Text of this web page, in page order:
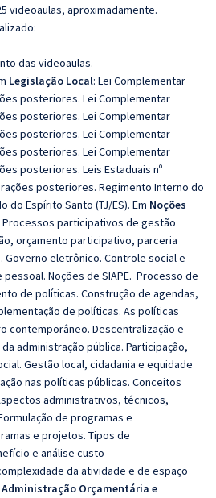
videoaulas, aproximadamente.
das videoaulas.
Legislação Local: Lei Complementar
posteriores. Lei Complementar
posteriores. Lei Complementar
posteriores. Lei Complementar
posteriores. Lei Complementar
posteriores. Leis Estaduais nº
posteriores. Regimento Interno do
do Espírito Santo (TJ/ES). Em Noções
Processos participativos de gestão
orçamento participativo, parceria
Governo eletrônico. Controle social e
pessoal. Noções de SIAPE. Processo de
de políticas. Construção de agendas,
de políticas. As políticas
contemporâneo. Descentralização e
administração pública. Participação,
Gestão local, cidadania e equidade
nas políticas públicas. Conceitos
administrativos, técnicos,
de programas e
e projetos. Tipos de
e análise custo-
da atividade e de espaço
Administração Orçamentária e